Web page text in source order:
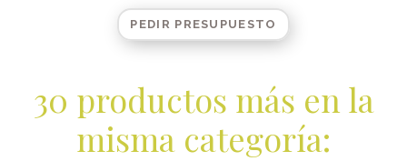
PEDIR PRESUPUESTO
30 productos más en la
misma categoría: